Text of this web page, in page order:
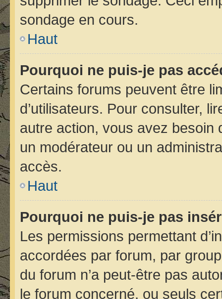
sondage en cours.
Haut
Pourquoi ne puis-je pas
Certains forums peuvent être
d’utilisateurs. Pour consulter,
autre action, vous avez besoin
un modérateur ou un
accès.
Haut
Pourquoi ne puis-je pas
Les permissions permettant
accordées par forum, par
du forum n’a peut-être pas
le forum concerné, ou seuls